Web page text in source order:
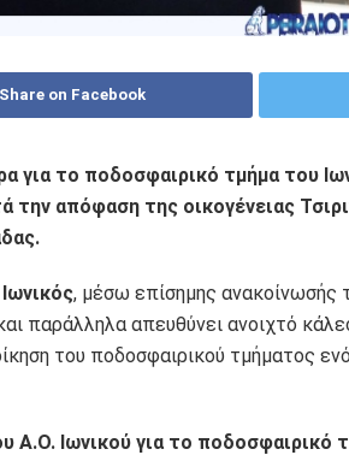
Share on Facebook
για το ποδοσφαιρικό τμήμα του
την απόφαση της οικογένειας
, μέσω επίσημης ανακοίνωσής
παράλληλα απευθύνει ανοιχτό
του ποδοσφαιρικού τμήματος
Α.Ο. Ιωνικού για το ποδοσφαιρικό